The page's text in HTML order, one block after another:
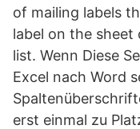
of mailing labels
label on the
list. Wenn Diese
Excel nach Word
erst einmal zu